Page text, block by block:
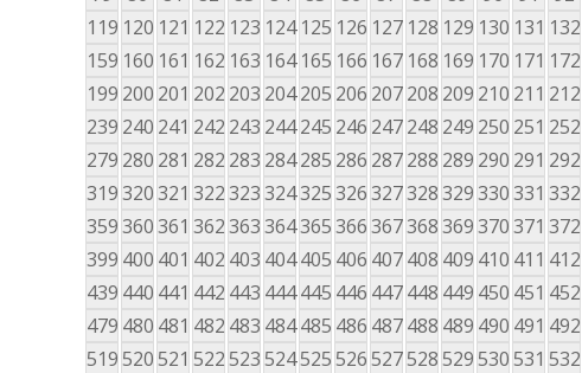
119 120 121 122 123 124 125 126 127 128 129 130 131 132
159 160 161 162 163 164 165 166 167 168 169 170 171 172
199 200 201 202 203 204205 206 207208 209 210 211 212
239 240 241 242 243 244245 246 247248 249 250 251 252
279 280 281 282 283 284285 286 287288 289 290 291 292
319320321 322323324325326327328329330331 332
359360361 362363364365366367368369370371 372
399 400 401 402 403 404405 406 407408 409 410 411 412
439 440 441 442 443 444445 446 447448 449 450 451 452
479 480 481 482 483 484485 486 487488 489 490 491 492
519520521 522523524525526527528529530531 532